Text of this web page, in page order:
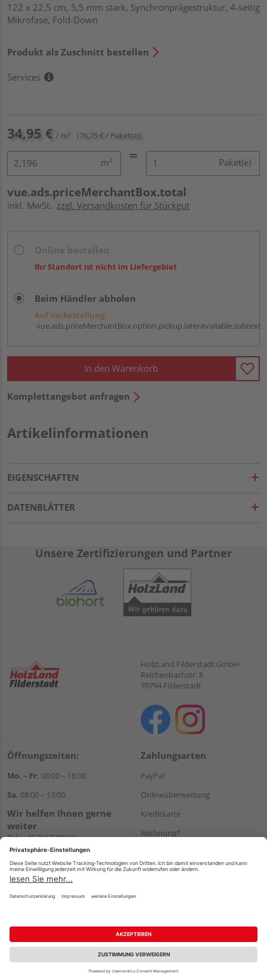
122 x 22,5 cm, 5,5 mm stark, Synchronprägestruktur, 4-seitig
Mikrofase, Fold-Down
Produkt als Zuschnitt bestellen
Services
34,95 € / m² (76,75 € / Paket(e))
m² Paket(e)
vue.ads.priceMerchantBox.total
inkl. MwSt. zzgl. Versandkosten für Stückgut
Ihr Standort ist nicht im Liefergebiet
Beim Händler abholen
Auf Vorbestellung:
vue.ads.priceMerchantBox.option.pickup.laterAvailable.subtext
In den Warenkorb
Komplettangebot anfragen
Artikelinformationen
EIGENSCHAFTEN
DATENBLÄTTER
Unsere Zertifizierungen und Partner
HolzLand Filderstadt GmbH
Reichenbachstr. 8
70794 Filderstadt
Öffnungszeiten:
Mo. – Fr. 08:00 – 18:00
Sa. 08:00 – 13:00
Wir helfen Ihnen gerne
weiter
Tel.:+49 7157 88240
E-Mail:shop@holzland-
filderstadt.de
Zahlungsarten
PayPal
Onlineüberweisung
Kreditkarte
Rechnung*
Versand
Impressum AGB Widerruf
Datenschutz
Reservierungsbedingungen
Vertrag widerrufen